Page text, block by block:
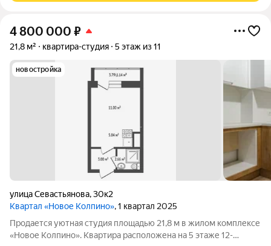
4 800 000 ₽
21,8 м² квартира-студия 5 этаж из 11
новостройка
улица Севастьянова,30к2
Квартал «Новое Колпино», 1 квартал 2025
Продается уютная студия площадью 21,8 м в жилом комплексе
«Новое Колпино». Квартира расположена на 5 этаже 12-